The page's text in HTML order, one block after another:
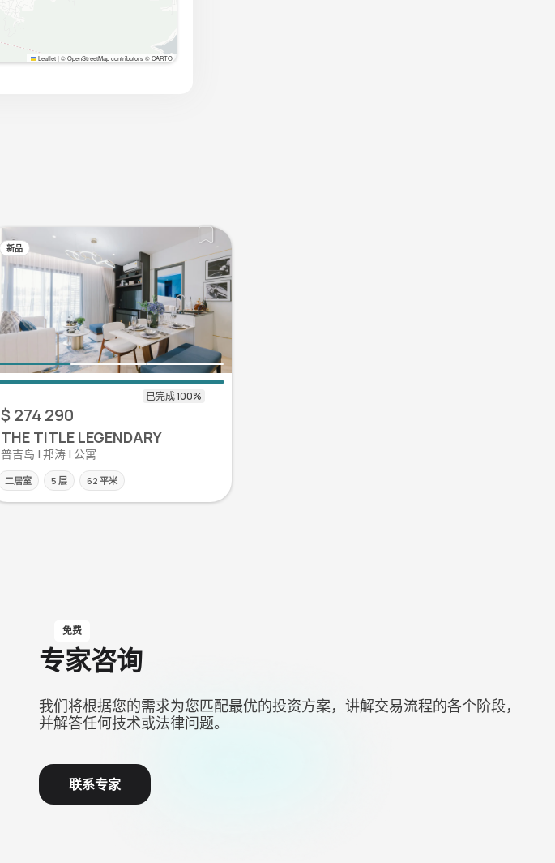
Leaflet|© OpenStreetMap contributors © CARTO
新品
$ 274 290
THE TITLE LEGENDARY
普吉岛 | 邦涛 | 公寓
二居室 5 层 62 平米
免费
专家咨询
我们将根据您的需求为您匹配最优的投资方案，讲解交易流程的各个阶段，
并解答任何技术或法律问题。
联系专家